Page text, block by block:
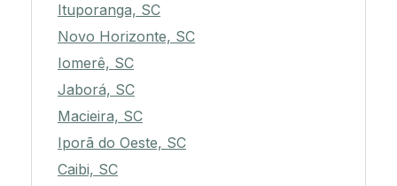
Ituporanga, SC
Novo Horizonte, SC
Iomerê, SC
Jaborá, SC
Macieira, SC
Iporã do Oeste, SC
Caibi, SC